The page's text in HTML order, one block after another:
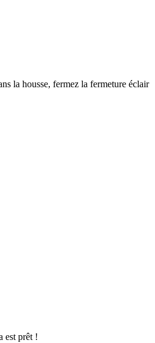
la housse, fermez la fermeture éclair
est prêt !